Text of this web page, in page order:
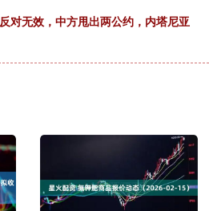
对无效，中方甩出两公约，内塔尼亚